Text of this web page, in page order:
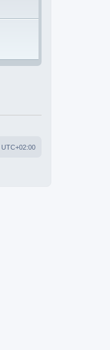
UTC+02:00